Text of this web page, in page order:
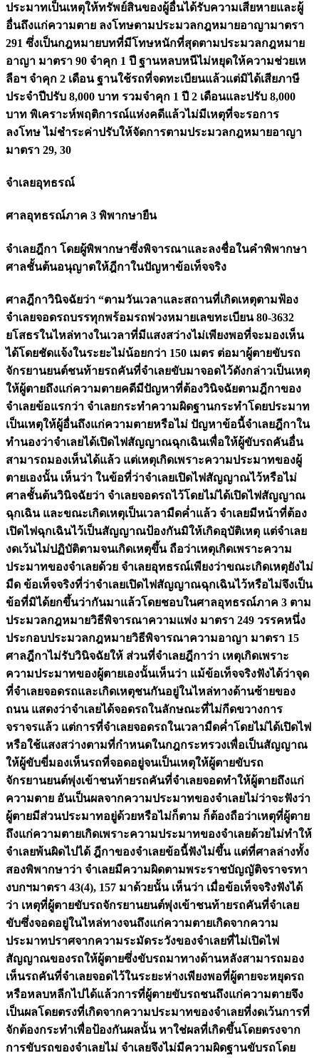
ประมาทเป็นเหตุให้ทรัพย์สินของผู้อื่นได้รับความเสียหายและผู้
อื่นถึงแก่ความตาย ลงโทษตามประมวลกฎหมายอาญามาตรา
291 ซึ่งเป็นกฎหมายบทที่มีโทษหนักที่สุดตามประมวลกฎหมาย
อาญา มาตรา 90 จำคุก 1 ปี ฐานหลบหนีไม่หยุดให้ความช่วยเห
ลือฯ จำคุก 2 เดือน ฐานใช้รถที่จดทะเบียนแล้วแต่มิได้เสียภาษี
ประจำปีปรับ 8,000 บาท รวมจำคุก 1 ปี 2 เดือนและปรับ 8,000
บาท พิเคราะห์พฤติการณ์แห่งคดีแล้วไม่มีเหตุที่จะรอการ
ลงโทษ ไม่ชำระค่าปรับให้จัดการตามประมวลกฎหมายอาญา
มาตรา 29, 30
จำเลยอุทธรณ์
ศาลอุทธรณ์ภาค 3 พิพากษายืน
จำเลยฎีกา โดยผู้พิพากษาซึ่งพิจารณาและลงชื่อในคำพิพากษา
ศาลชั้นต้นอนุญาตให้ฎีกาในปัญหาข้อเท็จจริง
ศาลฎีกาวินิจฉัยว่า “ตามวันเวลาและสถานที่เกิดเหตุตามฟ้อง
จำเลยจอดรถบรรทุกพร้อมรถพ่วงหมายเลขทะเบียน 80-3632
ยโสธรในไหล่ทางในเวลาที่มีแสงสว่างไม่เพียงพอที่จะมองเห็น
ได้โดยชัดแจ้งในระยะไม่น้อยกว่า 150 เมตร ต่อมาผู้ตายขับรถ
จักรยานยนต์ชนท้ายรถคันที่จำเลยขับมาจอดไว้ดังกล่าวเป็นเหตุ
ให้ผู้ตายถึงแก่ความตายคดีมีปัญหาที่ต้องวินิจฉัยตามฎีกาของ
จำเลยข้อแรกว่า จำเลยกระทำความผิดฐานกระทำโดยประมาท
เป็นเหตุให้ผู้อื่นถึงแก่ความตายหรือไม่ ปัญหาข้อนี้จำเลยฎีกาใน
ทำนองว่าจำเลยได้เปิดไฟสัญญาณฉุกเฉินเพื่อให้ผู้ขับรถคันอื่น
สามารถมองเห็นได้แล้ว แต่เหตุเกิดเพราะความประมาทของผู้
ตายเองนั้น เห็นว่า ในข้อที่ว่าจำเลยเปิดไฟสัญญาณไว้หรือไม่
ศาลชั้นต้นวินิจฉัยว่า จำเลยจอดรถไว้โดยไม่ได้เปิดไฟสัญญาณ
ฉุกเฉิน และขณะเกิดเหตุเป็นเวลามืดค่ำแล้ว จำเลยมีหน้าที่ต้อง
เปิดไฟฉุกเฉินไว้เป็นสัญญาณป้องกันมิให้เกิดอุบัติเหตุ แต่จำเลย
งดเว้นไม่ปฏิบัติตามจนเกิดเหตุขึ้น ถือว่าเหตุเกิดเพราะความ
ประมาทของจำเลยด้วย จำเลยอุทธรณ์เพียงว่าขณะเกิดเหตุยังไม่
มืด ข้อเท็จจริงที่ว่าจำเลยเปิดไฟสัญญาณฉุกเฉินไว้หรือไม่จึงเป็น
ข้อที่มิได้ยกขึ้นว่ากันมาแล้วโดยชอบในศาลอุทธรณ์ภาค 3 ตาม
ประมวลกฎหมายวิธีพิจารณาความแพ่ง มาตรา 249 วรรคหนึ่ง
ประกอบประมวลกฎหมายวิธีพิจารณาความอาญา มาตรา 15
ศาลฎีกาไม่รับวินิจฉัยให้ ส่วนที่จำเลยฎีกาว่า เหตุเกิดเพราะ
ความประมาทของผู้ตายเองนั้นเห็นว่า แม้ข้อเท็จจริงฟังได้ว่าจุด
ที่จำเลยจอดรถและเกิดเหตุชนกันอยู่ในไหล่ทางด้านซ้ายของ
ถนน แสดงว่าจำเลยได้จอดรถในลักษณะที่ไม่กีดขวางการ
จราจรแล้ว แต่การที่จำเลยจอดรถในเวลามืดค่ำโดยไม่ได้เปิดไฟ
หรือใช้แสงสว่างตามที่กำหนดในกฎกระทรวงเพื่อเป็นสัญญาณ
ให้ผู้ขับขี่มองเห็นรถที่จอดอยู่จนเป็นเหตุให้ผู้ตายขับรถ
จักรยานยนต์พุ่งเข้าชนท้ายรถคันที่จำเลยจอดทำให้ผู้ตายถึงแก่
ความตาย อันเป็นผลจากความประมาทของจำเลยไม่ว่าจะฟังว่า
ผู้ตายมีส่วนประมาทอยู่ด้วยหรือไม่ก็ตาม ก็ต้องถือว่าเหตุที่ผู้ตาย
ถึงแก่ความตายเกิดเพราะความประมาทของจำเลยด้วยไม่ทำให้
จำเลยพ้นผิดไปได้ ฎีกาของจำเลยข้อนี้ฟังไม่ขึ้น แต่ที่ศาลล่างทั้ง
สองพิพากษาว่า จำเลยมีความผิดตามพระราชบัญญัติจราจรทา
งบกฯมาตรา 43(4), 157 มาด้วยนั้น เห็นว่า เมื่อข้อเท็จจริงฟังได้
ว่า เหตุที่ผู้ตายขับรถจักรยานยนต์พุ่งเข้าชนท้ายรถคันที่จำเลย
ขับซึ่งจอดอยู่ในไหล่ทางจนถึงแก่ความตายเกิดจากความ
ประมาทปราศจากความระมัดระวังของจำเลยที่ไม่เปิดไฟ
สัญญาณของรถให้ผู้ตายซึ่งขับรถมาทางด้านหลังสามารถมอง
เห็นรถคันที่จำเลยจอดไว้ในระยะห่างเพียงพอที่ผู้ตายจะหยุดรถ
หรือหลบหลีกไปได้แล้วการที่ผู้ตายขับรถชนถึงแก่ความตายจึง
เป็นผลโดยตรงที่เกิดจากความประมาทของจำเลยที่งดเว้นการที่
จักต้องกระทำเพื่อป้องกันผลนั้น หาใช่ผลที่เกิดขึ้นโดยตรงจาก
การขับรถของจำเลยไม่ จำเลยจึงไม่มีความผิดฐานขับรถโดย